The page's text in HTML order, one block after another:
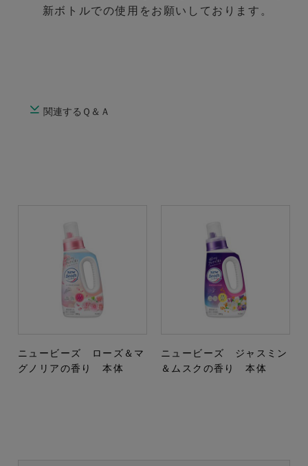
新ボトルでの使用をお願いしております。
関連するＱ＆Ａ
ニュービーズ ローズ＆マ
グノリアの香り 本体
ニュービーズ ジャスミン
＆ムスクの香り 本体